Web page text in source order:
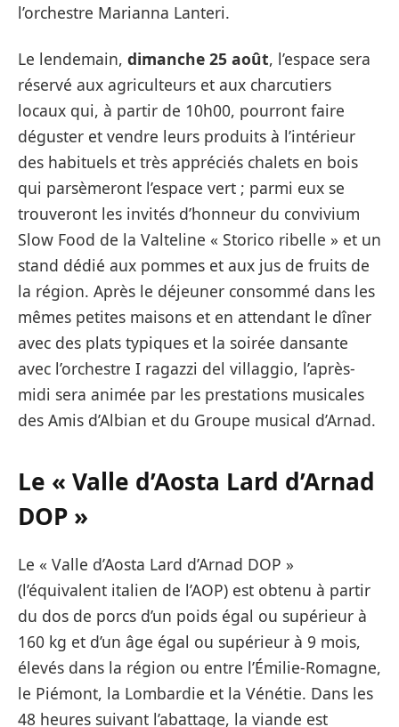
l’orchestre Marianna Lanteri.
Le lendemain, dimanche 25 août, l’espace sera
réservé aux agriculteurs et aux charcutiers
locaux qui, à partir de 10h00, pourront faire
déguster et vendre leurs produits à l’intérieur
des habituels et très appréciés chalets en bois
qui parsèmeront l’espace vert ; parmi eux se
trouveront les invités d’honneur du convivium
Slow Food de la Valteline « Storico ribelle » et un
stand dédié aux pommes et aux jus de fruits de
la région. Après le déjeuner consommé dans les
mêmes petites maisons et en attendant le dîner
avec des plats typiques et la soirée dansante
avec l’orchestre I ragazzi del villaggio, l’après-
midi sera animée par les prestations musicales
des Amis d’Albian et du Groupe musical d’Arnad.
Le « Valle d’Aosta Lard d’Arnad
DOP »
Le « Valle d’Aosta Lard d’Arnad DOP »
(l’équivalent italien de l’AOP) est obtenu à partir
du dos de porcs d’un poids égal ou supérieur à
160 kg et d’un âge égal ou supérieur à 9 mois,
élevés dans la région ou entre l’Émilie-Romagne,
le Piémont, la Lombardie et la Vénétie. Dans les
48 heures suivant l’abattage, la viande est